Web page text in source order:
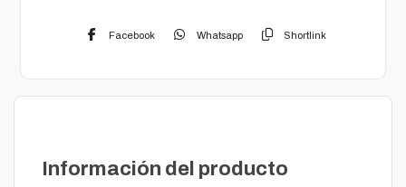
Facebook Whatsapp Shortlink
Información del producto